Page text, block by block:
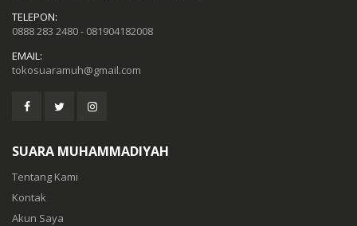
TELEPON:
0888 283 2480 - 081904182008
EMAIL:
tokosuaramuh@gmail.com
SUARA MUHAMMADIYAH
Tentang Kami
Kontak
Akun Saya